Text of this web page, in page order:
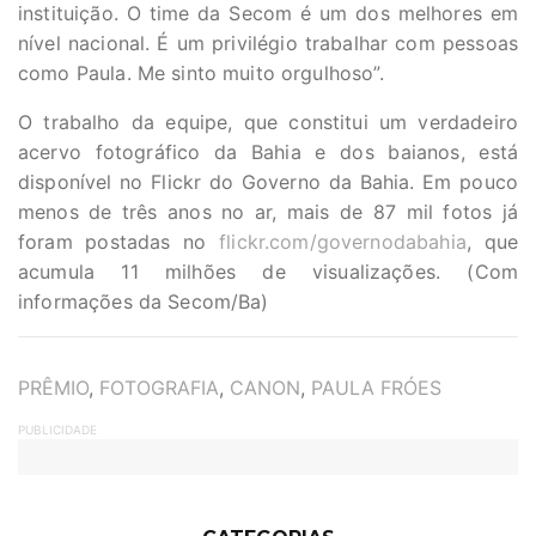
instituição. O time da Secom é um dos melhores em
nível nacional. É um privilégio trabalhar com pessoas
como Paula. Me sinto muito orgulhoso”.
O trabalho da equipe, que constitui um verdadeiro
acervo fotográfico da Bahia e dos baianos, está
disponível no Flickr do Governo da Bahia. Em pouco
menos de três anos no ar, mais de 87 mil fotos já
foram postadas noflickr.com/governodabahia, que
acumula 11 milhões de visualizações. (Com
informações da Secom/Ba)
TAGS
PRÊMIO, FOTOGRAFIA, CANON, PAULA FRÓES
PUBLICIDADE